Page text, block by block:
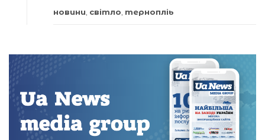
новини, світло, тернопліь